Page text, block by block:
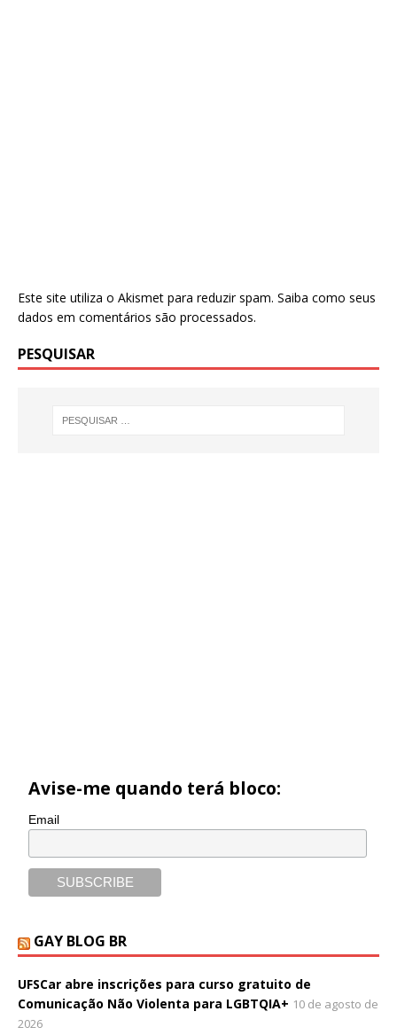
Este site utiliza o Akismet para reduzir spam. Saiba como seus
dados em comentários são processados.
PESQUISAR
Avise-me quando terá bloco:
Email
GAY BLOG BR
UFSCar abre inscrições para curso gratuito de
Comunicação Não Violenta para LGBTQIA+ 10 de agosto de
2026